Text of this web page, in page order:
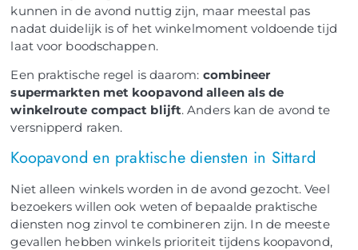
kunnen in de avond nuttig zijn, maar meestal pas
nadat duidelijk is of het winkelmoment voldoende tijd
laat voor boodschappen.
Een praktische regel is daarom: combineer
supermarkten met koopavond alleen als de
winkelroute compact blijft. Anders kan de avond te
versnipperd raken.
Koopavond en praktische diensten in Sittard
Niet alleen winkels worden in de avond gezocht. Veel
bezoekers willen ook weten of bepaalde praktische
diensten nog zinvol te combineren zijn. In de meeste
gevallen hebben winkels prioriteit tijdens koopavond,